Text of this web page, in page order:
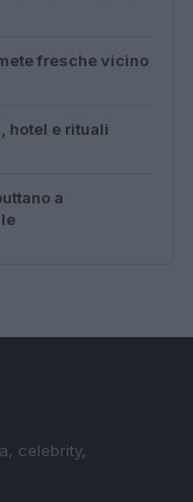
fresche vicino
hotel e rituali
a
celebrity,